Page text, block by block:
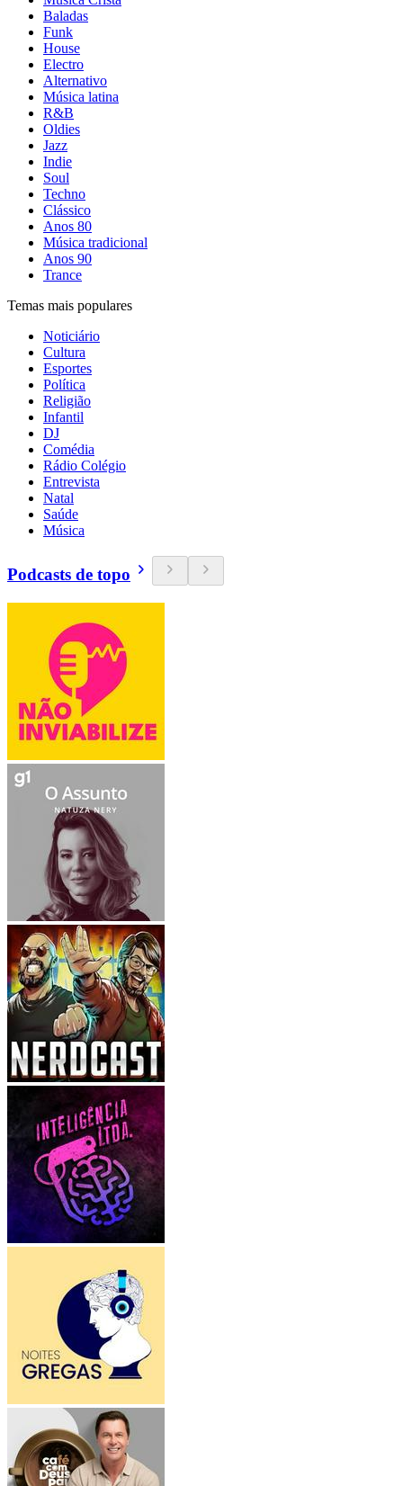
Baladas
Funk
House
Electro
Alternativo
Música latina
R&B
Oldies
Jazz
Indie
Soul
Techno
Clássico
Anos 80
Música tradicional
Anos 90
Trance
Temas mais populares
Noticiário
Cultura
Esportes
Política
Religião
Infantil
DJ
Comédia
Rádio Colégio
Entrevista
Natal
Saúde
Música
Podcasts de topo